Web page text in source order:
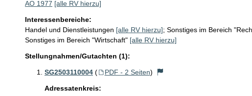
AO 1977 [alle RV hierzu]
Interessenbereiche:
Handel und Dienstleistungen [alle RV hierzu]; Sonstiges im Bereich
Sonstiges im Bereich "Wirtschaft" [alle RV hierzu]
Stellungnahmen/Gutachten (1):
SG2503110004 ( PDF - 2 Seiten)
Adressatenkreis: